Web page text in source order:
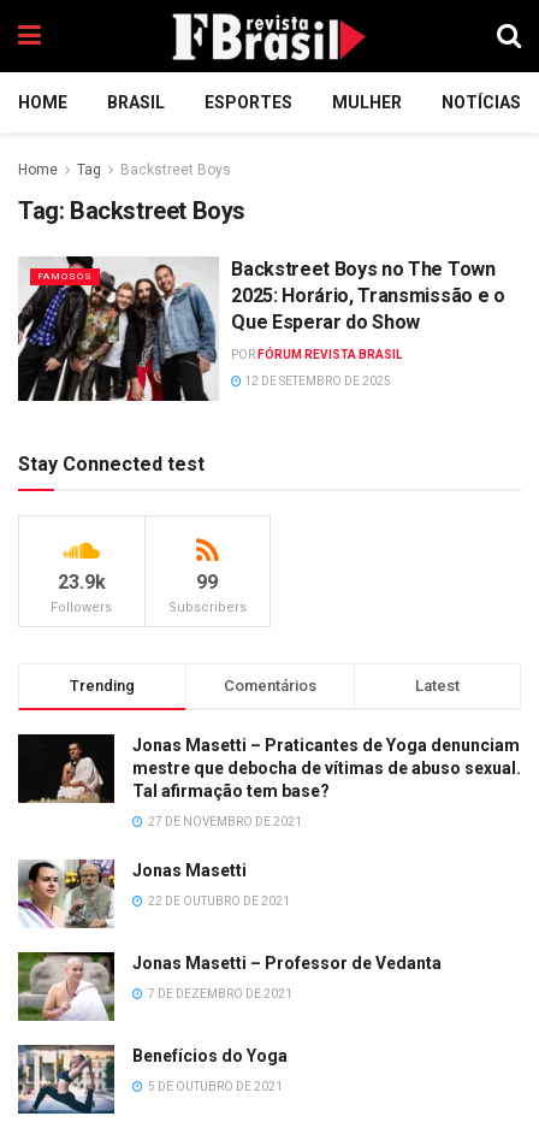
HOME BRASIL ESPORTES MULHER NOTÍCIAS
Home Tag Backstreet Boys
Tag: Backstreet Boys
FAMOSOS
Backstreet Boys no The Town
2025: Horário, Transmissão e o
Que Esperar do Show
POR FÓRUM REVISTA BRASIL
12 DE SETEMBRO DE 2025
Stay Connected test
23.9k
Followers
99
Subscribers
Trending Comentários Latest
Jonas Masetti – Praticantes de Yoga denunciam
mestre que debocha de vítimas de abuso sexual.
Tal afirmação tem base?
27 DE NOVEMBRO DE 2021
Jonas Masetti
22 DE OUTUBRO DE 2021
Jonas Masetti – Professor de Vedanta
7 DE DEZEMBRO DE 2021
Benefícios do Yoga
5 DE OUTUBRO DE 2021